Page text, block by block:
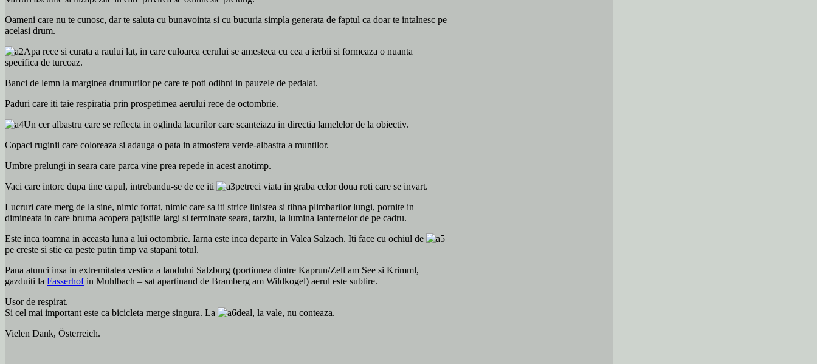
Oameni care nu te cunosc, dar te saluta cu bunavointa si cu bucuria simpla generata de faptul ca doar te intalnesc pe
acelasi drum.
Apa rece si curata a raului lat, in care culoarea cerului se amesteca cu cea a ierbii si formeaza o nuanta
specifica de turcoaz.
Banci de lemn la marginea drumurilor pe care te poti odihni in pauzele de pedalat.
Paduri care iti taie respiratia prin prospetimea aerului rece de octombrie.
Un cer albastru care se reflecta in oglinda lacurilor care scanteiaza in directia lamelelor de la obiectiv.
Copaci ruginii care coloreaza si adauga o pata in atmosfera verde-albastra a muntilor.
Umbre prelungi in seara care parca vine prea repede in acest anotimp.
Vaci care intorc dupa tine capul, intrebandu-se de ce iti
petreci viata in graba celor doua roti care se invart.
Lucruri care merg de la sine, nimic fortat, nimic care sa iti strice linistea si tihna plimbarilor lungi, pornite in
dimineata in care bruma acopera pajistile largi si terminate seara, tarziu, la lumina lanternelor de pe cadru.
Este inca toamna in aceasta luna a lui octombrie. Iarna este inca departe in Valea Salzach. Iti face cu ochiul de
pe creste si stie ca peste putin timp va stapani totul.
Pana atunci insa in extremitatea vestica a landului Salzburg (portiunea dintre Kaprun/Zell am See si Krimml,
gazduiti la Fasserhofin Muhlbach – sat apartinand de Bramberg am Wildkogel) aerul este subtire.
Usor de respirat.
Si cel mai important este ca bicicleta merge singura. La
deal, la vale, nu conteaza.
Vielen Dank, Österreich.